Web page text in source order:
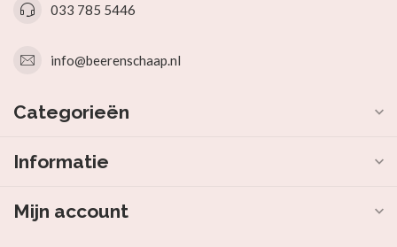
033 785 5446
info@beerenschaap.nl
Categorieën
Informatie
Mijn account